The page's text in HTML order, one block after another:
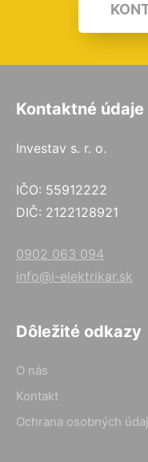
Kontaktné údaje
Investav s. r. o.
IČO: 55912222
DIČ: 2122128921
0902 063 094
info@i-elektrikar.sk
Dôležité odkazy
O nás
Kontakt
Ochrana osobných